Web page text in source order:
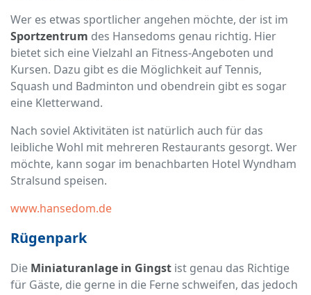
Wer es etwas sportlicher angehen möchte, der ist im
Sportzentrum des Hansedoms genau richtig. Hier
bietet sich eine Vielzahl an Fitness-Angeboten und
Kursen. Dazu gibt es die Möglichkeit auf Tennis,
Squash und Badminton und obendrein gibt es sogar
eine Kletterwand.
Nach soviel Aktivitäten ist natürlich auch für das
leibliche Wohl mit mehreren Restaurants gesorgt. Wer
möchte, kann sogar im benachbarten Hotel Wyndham
Stralsund speisen.
www.hansedom.de
Rügenpark
Die Miniaturanlage in Gingst ist genau das Richtige
für Gäste, die gerne in die Ferne schweifen, das jedoch